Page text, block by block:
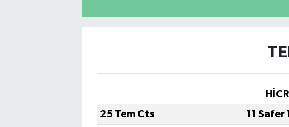
HİCRİ
25 Tem Cts
11 Safer